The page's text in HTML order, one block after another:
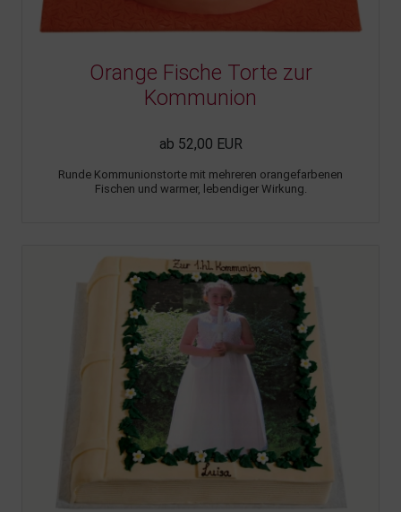
Orange Fische Torte zur
Kommunion
ab 52,00 EUR
Runde Kommunionstorte mit mehreren orangefarbenen
Fischen und warmer, lebendiger Wirkung.